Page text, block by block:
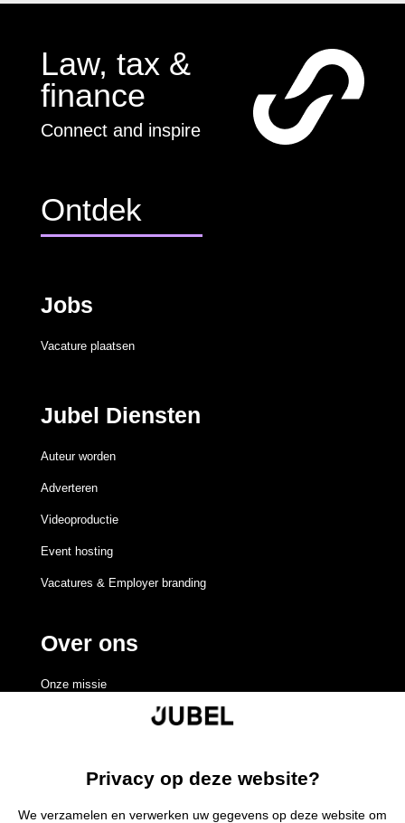
Law, tax &
finance
Connect and inspire
Ontdek
Jobs
Vacature plaatsen
Jubel Diensten
Auteur worden
Adverteren
Videoproductie
Event hosting
Vacatures & Employer branding
Over ons
Onze missie
Volgen Volgen
Volgen